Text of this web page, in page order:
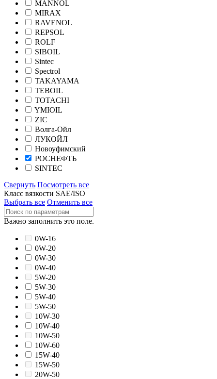
MANNOL
MIRAX
RAVENOL
REPSOL
ROLF
SIBOIL
Sintec
Spectrol
TAKAYAMA
TEBOIL
TOTACHI
YMIOIL
ZIC
Волга-Ойл
ЛУКОЙЛ
Новоуфимский
РОСНЕФТЬ
SINTEC
Свернуть Посмотреть все
Класс вязкости SAE/ISO
Выбрать все Отменить все
Важно заполнить это поле.
0W-16
0W-20
0W-30
0W-40
5W-20
5W-30
5W-40
5W-50
10W-30
10W-40
10W-50
10W-60
15W-40
15W-50
20W-50